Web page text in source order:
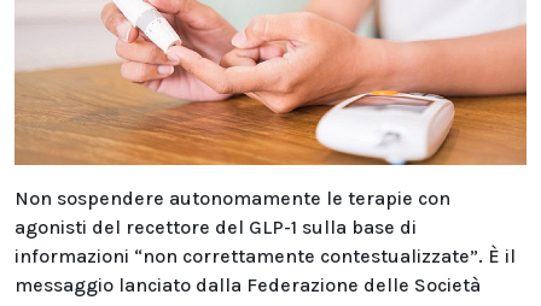
Non sospendere autonomamente le terapie con
agonisti del recettore del GLP-1 sulla base di
informazioni “non correttamente contestualizzate”. È il
messaggio lanciato dalla Federazione delle Società